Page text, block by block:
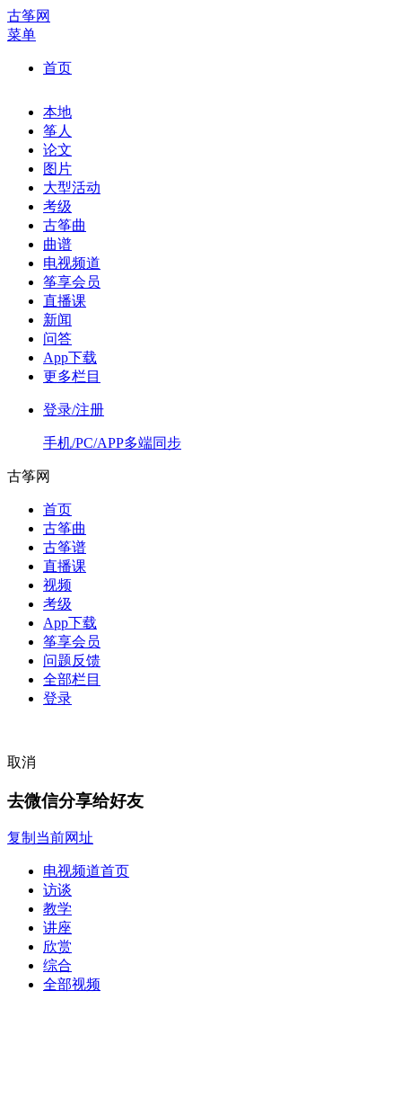
古筝网
菜单
首页
本地
筝人
论文
图片
大型活动
考级
古筝曲
曲谱
电视频道
筝享会员
直播课
新闻
问答
App下载
更多栏目
登录/注册
手机/PC/APP多端同步
古筝网
首页
古筝曲
古筝谱
直播课
视频
考级
App下载
筝享会员
问题反馈
全部栏目
登录
取消
去微信分享给好友
复制当前网址
电视频道首页
访谈
教学
讲座
欣赏
综合
全部视频